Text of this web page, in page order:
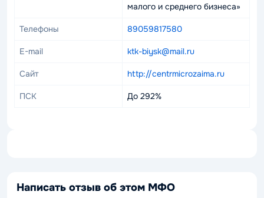
малого и среднего бизнеса»
Телефоны 89059817580
E-mail ktk-biysk@mail.ru
Сайт http://centrmicrozaima.ru
ПСК До 292%
Написать отзыв об этом МФО